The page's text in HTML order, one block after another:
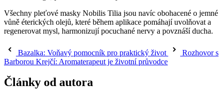
Všechny pleťové masky Nobilis Tilia jsou navíc obohacené o jemné
vůně éterických olejů, které během aplikace pomáhají uvolňovat a
regenerovat mysl, harmonizují pocuchané nervy a povznáší ducha.
Bazalka: Voňavý pomocník pro praktický život
Rozhovor s
Barborou Krejčí: Aromaterapeut je životní průvodce
Články od autora